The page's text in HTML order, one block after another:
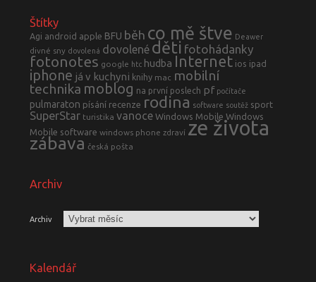
Štítky
Agi android apple BFU běh co mě štve Deawer
divné sny dovolená dovolené děti fotohádanky
fotonotes google htc hudba Internet ios ipad
iphone já v kuchyni knihy mac mobilní
technika moblog na první poslech pf počítače
pulmaraton písání recenze rodina software soutěž sport
SuperStar turistika vanoce Windows Mobile Windows
Mobile software windows phone zdraví ze života
zábava česká pošta
Archiv
Archiv
Kalendář